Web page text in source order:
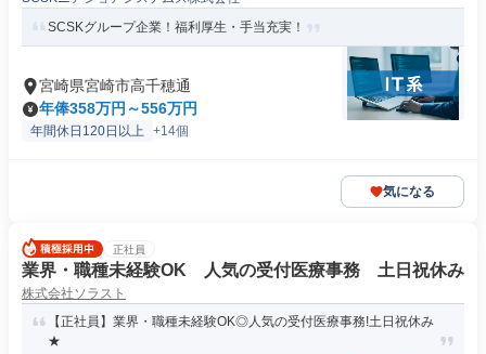
SCSKグループ企業！福利厚生・手当充実！
宮崎県宮崎市高千穂通
年俸358万円～556万円
年間休日120日以上 +14個
気になる
正社員
業界・職種未経験OK 人気の受付医療事務 土日祝休み
株式会社ソラスト
【正社員】業界・職種未経験OK◎人気の受付医療事務!土日祝休み
★